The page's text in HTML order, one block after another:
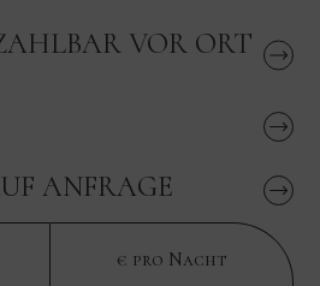
VOR ORT
ANFRAGE
€ pro Nacht